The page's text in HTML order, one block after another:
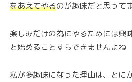
をあえてやるのが趣味だと思ってま
楽しみだけの為にやるためには興
と始めることすらできませんよね
私が多趣味になった理由は、とに